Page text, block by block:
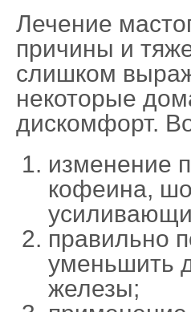
Лечение
причины и
слишком
некоторые
дискомфорт.
изменение
кофеина,
правильно
уменьшить
железы;